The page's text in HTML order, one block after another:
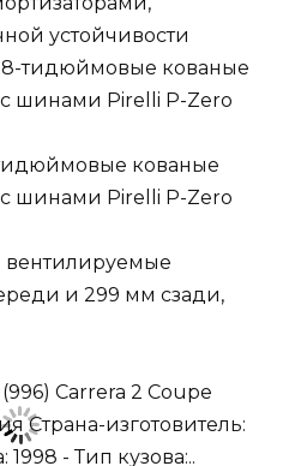
устойчивости
тидюймовые кованые
шинами Pirelli P-Zero
кованые
шинами Pirelli P-Zero
вентилируемые
и 299 мм сзади,